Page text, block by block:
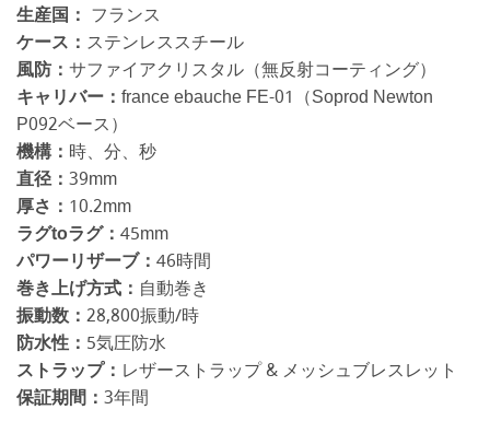
生産国： フランス
ケース： ステンレススチール
風防： サファイアクリスタル（無反射コーティング）
キャリバー： france ebauche FE-01（Soprod Newton
P092ベース）
機構： 時、分、秒
直径： 39mm
厚さ： 10.2mm
ラグtoラグ： 45mm
パワーリザーブ： 46時間
巻き上げ方式： 自動巻き
振動数： 28,800振動/時
防水性： 5気圧防水
ストラップ： レザーストラップ & メッシュブレスレット
保証期間： 3年間